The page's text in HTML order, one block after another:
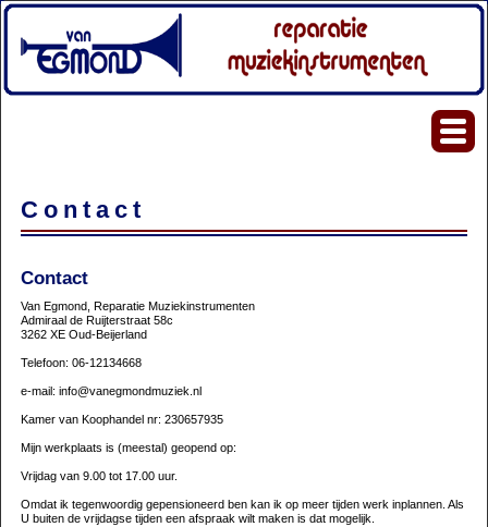
Contact
Contact
Van Egmond, Reparatie Muziekinstrumenten
Admiraal de Ruijterstraat 58c
3262 XE Oud-Beijerland
Telefoon: 06-12134668
e-mail: info@vanegmondmuziek.nl
Kamer van Koophandel nr: 230657935
Mijn werkplaats is (meestal) geopend op:
Vrijdag van 9.00 tot 17.00 uur.
Omdat ik tegenwoordig gepensioneerd ben kan ik op meer tijden werk inplannen. Als
U buiten de vrijdagse tijden een afspraak wilt maken is dat mogelijk.